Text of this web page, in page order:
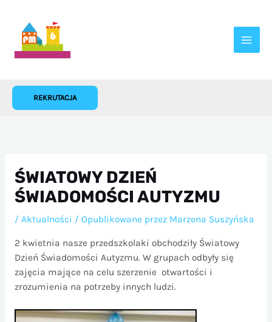
treści
REKRUTACJA
ŚWIATOWY DZIEŃ
ŚWIADOMOŚCI AUTYZMU
/ Aktualności / Opublikowane przez Marzena Suszyńska
2 kwietnia nasze przedszkolaki obchodziły Światowy
Dzień Świadomości Autyzmu. W grupach odbyły się
zajęcia mające na celu szerzenie otwartości i
zrozumienia na potrzeby innych ludzi.